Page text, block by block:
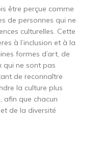
être perçue comme
de personnes qui ne
culturelles. Cette
à l’inclusion et à la
formes d’art, de
qui ne sont pas
de reconnaître
la culture plus
afin que chacun
de la diversité